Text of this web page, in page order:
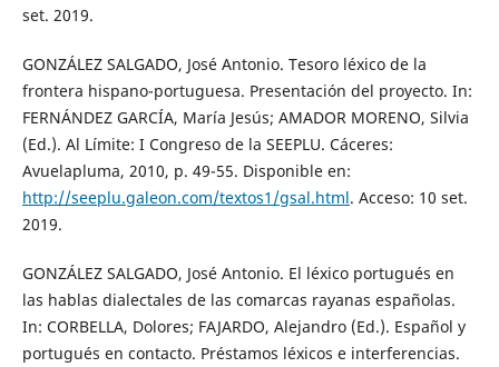
set. 2019.
GONZÁLEZ SALGADO, José Antonio. Tesoro léxico de la
frontera hispano-portuguesa. Presentación del proyecto. In:
FERNÁNDEZ GARCÍA, María Jesús; AMADOR MORENO, Silvia
(Ed.). Al Límite: I Congreso de la SEEPLU. Cáceres:
Avuelapluma, 2010, p. 49-55. Disponible en:
http://seeplu.galeon.com/textos1/gsal.html. Acceso: 10 set.
2019.
GONZÁLEZ SALGADO, José Antonio. El léxico portugués en
las hablas dialectales de las comarcas rayanas españolas.
In: CORBELLA, Dolores; FAJARDO, Alejandro (Ed.). Español y
portugués en contacto. Préstamos léxicos e interferencias.